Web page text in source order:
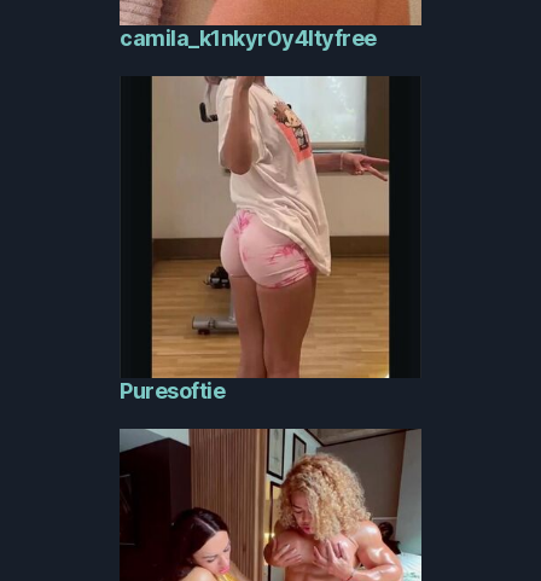
camila_k1nkyr0y4ltyfree
Puresoftie